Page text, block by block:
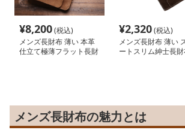
¥8,200(税込)
メンズ長財布 薄い 本革
仕立て極薄フラット長財
¥2,320(税込)
メンズ長財布 薄い
ートスリム紳士長
メンズ長財布の魅力とは